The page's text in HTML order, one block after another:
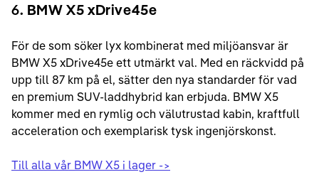
6. BMW X5 xDrive45e
För de som söker lyx kombinerat med miljöansvar är
BMW X5 xDrive45e ett utmärkt val. Med en räckvidd på
upp till 87 km på el, sätter den nya standarder för vad
en premium SUV-laddhybrid kan erbjuda. BMW X5
kommer med en rymlig och välutrustad kabin, kraftfull
acceleration och exemplarisk tysk ingenjörskonst.
Till alla vår BMW X5 i lager ->